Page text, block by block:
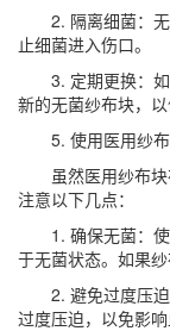
2. 隔离细菌：
止细菌进入伤口。
3. 定期更换：
新的无菌纱布块，以
5. 使用医用纱
虽然医用纱布
注意以下几点：
1. 确保无菌：
于无菌状态。如果
2. 避免过度压
过度压迫，以免影